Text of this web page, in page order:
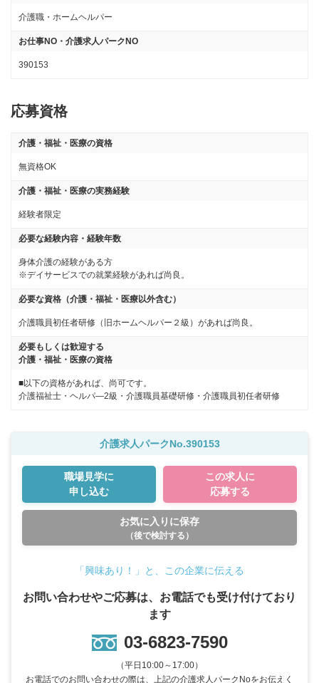
介護職・ホームヘルパー
お仕事NO・介護求人パークNO
390153
応募資格
介護・福祉・医療の資格
無資格OK
介護・福祉・医療の実務経験
経験者限定
必要な経験内容・経験年数
身体介護の経験がある方
※デイサービスでの就業経験があれば尚良。
必要な資格（介護・福祉・医療以外含む）
介護職員初任者研修（旧ホームヘルパー２級）があれば尚良。
必要もしくは歓迎する
介護・福祉・医療の資格
■以下の資格があれば、尚可です。
介護福祉士・ヘルパ―2級・介護職員基礎研修・介護職員初任者研修
介護求人パークNo.390153
職場見学に
申し込む
この求人に
応募する
お気に入りに保存
（後で検討する）
「興味あり！」と、この企業に伝える
お問い合わせやご応募は、お電話でも受け付けており
ます
03-6823-7590
（平日10:00～17:00）
お電話でのお問い合わせの際は、上記の介護求人パークNoをお伝えく